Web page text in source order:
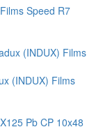
Speed R7
(INDUX) Films